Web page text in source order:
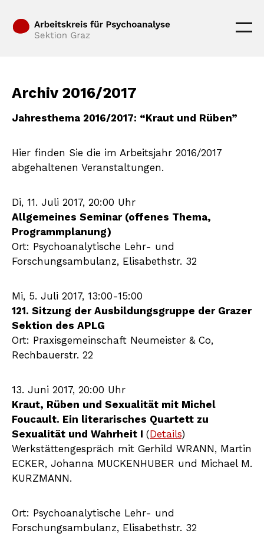
Archiv 2016/2017
Jahresthema 2016/2017: “Kraut und Rüben”
Hier finden Sie die im Arbeitsjahr 2016/2017
abgehaltenen Veranstaltungen.
Di, 11. Juli 2017, 20:00 Uhr
Allgemeines Seminar (offenes Thema,
Programmplanung)
Ort: Psychoanalytische Lehr- und
Forschungsambulanz, Elisabethstr. 32
Mi, 5. Juli 2017, 13:00-15:00
121. Sitzung der Ausbildungsgruppe der Grazer
Sektion des APLG
Ort: Praxisgemeinschaft Neumeister & Co,
Rechbauerstr. 22
13. Juni 2017, 20:00 Uhr
Kraut, Rüben und Sexualität mit Michel
Foucault. Ein literarisches Quartett zu
Sexualität und Wahrheit I (Details)
Werkstättengespräch mit Gerhild WRANN, Martin
ECKER, Johanna MUCKENHUBER und Michael M.
KURZMANN.
Ort: Psychoanalytische Lehr- und
Forschungsambulanz, Elisabethstr. 32